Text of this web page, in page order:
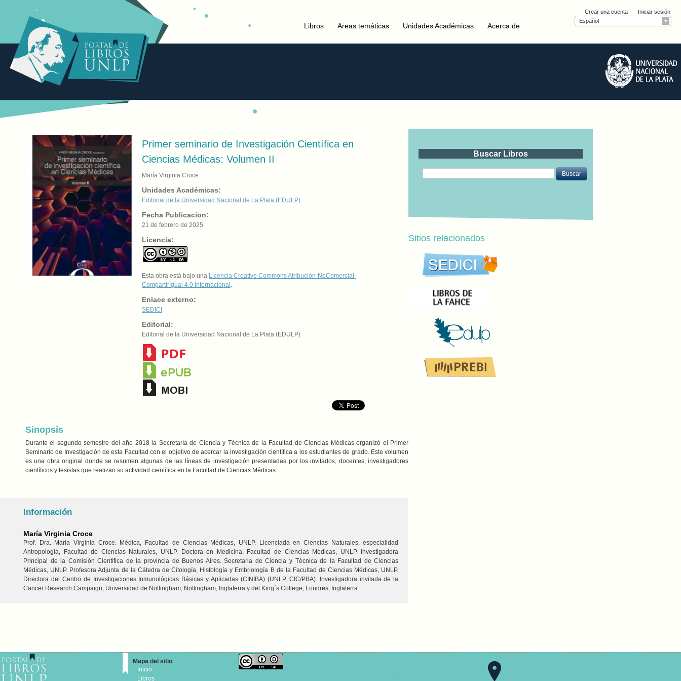
Crear una cuenta
Iniciar sesión
Español
Libros Areas temáticas Unidades Académicas Acerca de
Primer seminario de Investigación Científica en
Ciencias Médicas: Volumen II
María Virginia Croce
Unidades Académicas:
Editorial de la Universidad Nacional de La Plata (EDULP)
Fecha Publicacion:
21 de febrero de 2025
Licencia:
Esta obra está bajo una Licencia Creative Commons Atribución-NoComercial-
CompartirIgual 4.0 Internacional .
Enlace externo:
SEDICI
Editorial:
Editorial de la Universidad Nacional de La Plata (EDULP)
Sinopsis
Durante el segundo semestre del año 2018 la Secretaría de Ciencia y Técnica de la Facultad de Ciencias Médicas organizó el Primer
Seminario de Investigación de esta Facultad con el objetivo de acercar la investigación científica a los estudiantes de grado. Este volumen
es una obra original donde se resumen algunas de las líneas de investigación presentadas por los invitados, docentes, investigadores
científicos y tesistas que realizan su actividad científica en la Facultad de Ciencias Médicas.
Información
María Virginia Croce
Prof. Dra. María Virginia Croce. Médica, Facultad de Ciencias Médicas, UNLP. Licenciada en Ciencias Naturales, especialidad
Antropología, Facultad de Ciencias Naturales, UNLP. Doctora en Medicina, Facultad de Ciencias Médicas, UNLP. Investigadora
Principal de la Comisión Científica de la provincia de Buenos Aires. Secretaria de Ciencia y Técnica de la Facultad de Ciencias
Médicas, UNLP. Profesora Adjunta de la Cátedra de Citología, Histología y Embriología B de la Facultad de Ciencias Médicas, UNLP.
Directora del Centro de Investigaciones Inmunológicas Básicas y Aplicadas (CINIBA) (UNLP, CIC/PBA). Investigadora invitada de la
Cancer Research Campaign, Universidad de Nottingham, Nottingham, Inglaterra y del King´s College, Londres, Inglaterra.
Buscar Libros
Buscar
Sitios relacionados
Mapa del sitio
Inicio
Libros
.